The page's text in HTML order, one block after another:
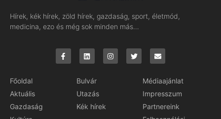
Hírek, kék hírek, zöld hírek, gazdaság, sport, életmód,
medicina, ezo és még sok minden más…
Főoldal
Aktuális
Gazdaság
Bulvár
Utazás
Kék hírek
Médiaajánlat
Impresszum
Partnereink